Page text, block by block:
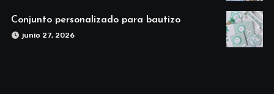
Conjunto personalizado para bautizo
junio 27, 2026